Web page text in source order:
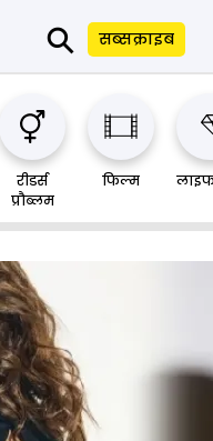
⚲ सब्सक्राइब
रीडर्स
प्रौब्लम
फिल्म